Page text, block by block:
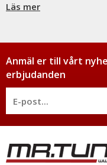
leverantörer som kan
utan godkännande.
12 månaders garanti.
Läs mer
Anmäl er till vårt
erbjudanden